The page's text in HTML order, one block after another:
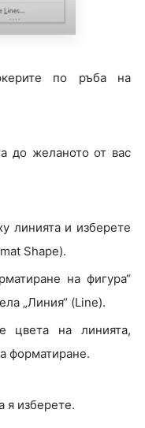
по ръба на
до желаното от вас
линията и изберете
Shape).
на фигура“
„Линия“ (Line).
цвета на линията,
форматиране.
я изберете.